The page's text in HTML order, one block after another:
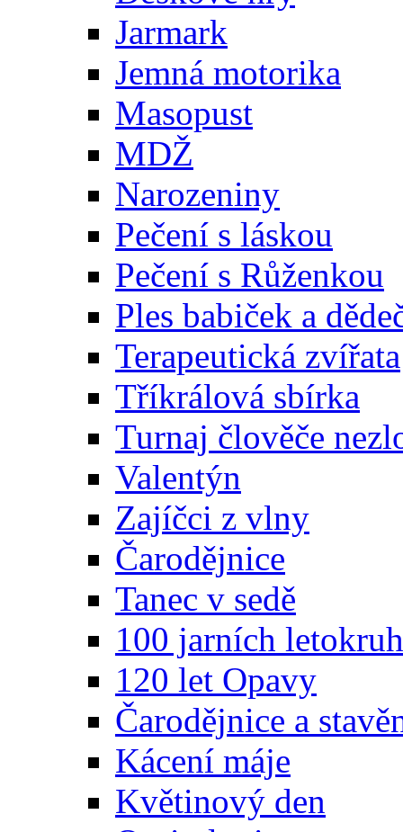
Jarmark
Jemná motorika
Masopust
MDŽ
Narozeniny
Pečení s láskou
Pečení s Růženkou
Ples babiček a
Terapeutická zvířata
Tříkrálová sbírka
Turnaj člověče
Valentýn
Zajíčci z vlny
Čarodějnice
Tanec v sedě
100 jarních
120 let Opavy
Čarodějnice a
Kácení máje
Květinový den